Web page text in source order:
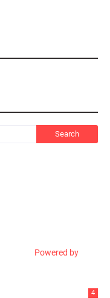
Powered by
4